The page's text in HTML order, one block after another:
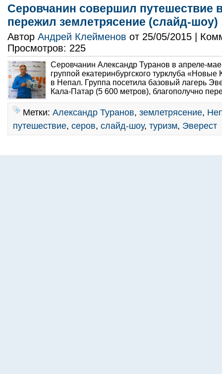
Серовчанин совершил путешествие
пережил землетрясение (слайд-шоу)
Автор Андрей Клейменов от 25/05/2015 |
Просмотров: 225
Серовчанин Александр Туранов в апреле-
группой екатеринбургского турклуба «Новые
в Непал. Группа посетила базовый лагерь
Кала-Патар (5 600 метров), благополучно
Метки: Александр Туранов, землетрясение,
путешествие, серов, слайд-шоу, туризм, Эверест